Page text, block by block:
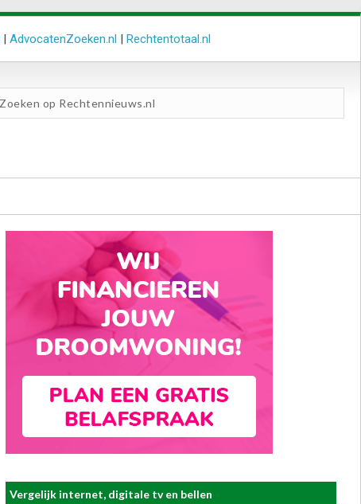
| AdvocatenZoeken.nl | Rechtentotaal.nl
Vergelijk internet, digitale tv en bellen